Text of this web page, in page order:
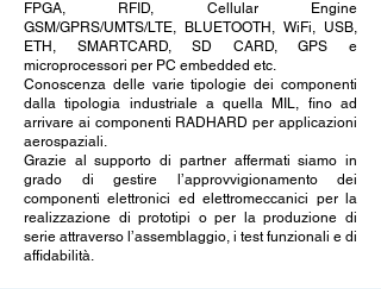
FPGA, RFID, Cellular Engine
GSM/GPRS/UMTS/LTE, BLUETOOTH, WiFi, USB,
ETH, SMARTCARD, SD CARD, GPS e
microprocessori per PC embedded etc.
Conoscenza delle varie tipologie dei componenti
dalla tipologia industriale a quella MIL, fino ad
arrivare ai componenti RADHARD per applicazioni
aerospaziali.
Grazie al supporto di partner affermati siamo in
grado di gestire l’approvvigionamento dei
componenti elettronici ed elettromeccanici per la
realizzazione di prototipi o per la produzione di
serie attraverso l’assemblaggio, i test funzionali e di
affidabilità.